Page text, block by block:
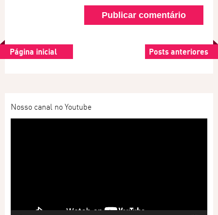
Página inicial Posts anteriores
Nosso canal no Youtube